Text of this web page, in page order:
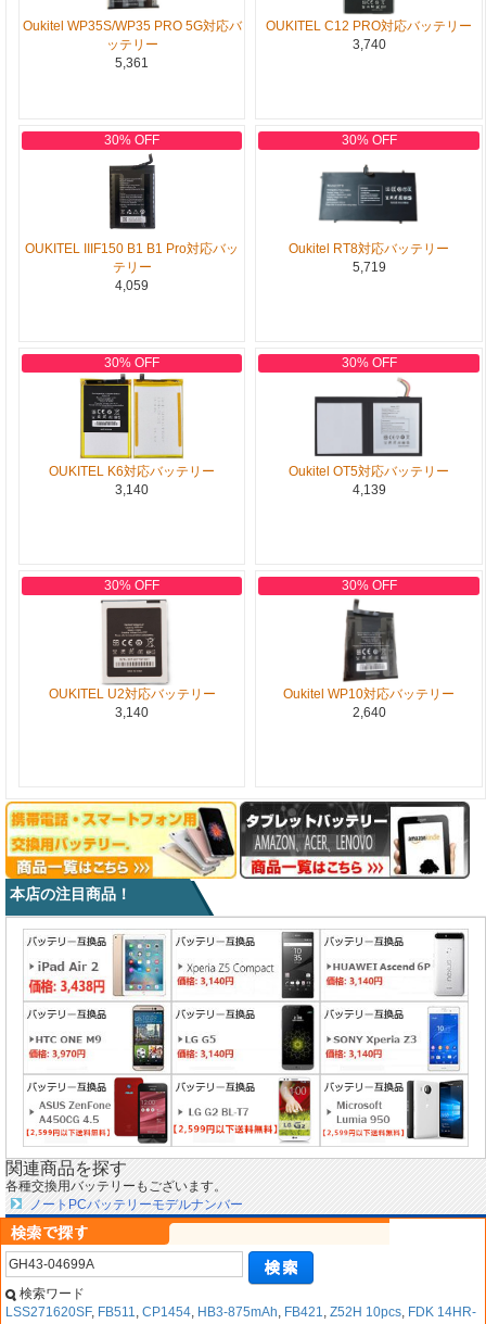
Oukitel WP35S/WP35 PRO 5G対応バ
ッテリー
5,361
OUKITEL C12 PRO対応バッテリー
3,740
30% OFF
OUKITEL IIIF150 B1 B1 Pro対応バッ
テリー
4,059
30% OFF
Oukitel RT8対応バッテリー
5,719
30% OFF
OUKITEL K6対応バッテリー
3,140
30% OFF
Oukitel OT5対応バッテリー
4,139
30% OFF
OUKITEL U2対応バッテリー
3,140
30% OFF
Oukitel WP10対応バッテリー
2,640
本店の注目商品！
関連商品を探す
各種交換用バッテリーもございます。
ノートPCバッテリーモデルナンバー
検索ワード
LSS271620SF, FB511, CP1454, HB3-875mAh, FB421, Z52H 10pcs, FDK 14HR-